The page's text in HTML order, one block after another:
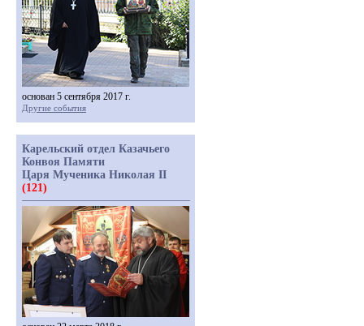
основан 5 сентября 2017 г.
Другие события
Карельский отдел Казачьего
Конвоя Памяти
Царя Мученика Николая II
(121)